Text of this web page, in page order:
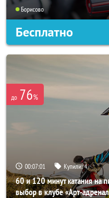
Борисово
Бесплатно
до 76%
00:06:58 Купили:4
60 и 120 минут катания на
выбор в клубе «Арт-